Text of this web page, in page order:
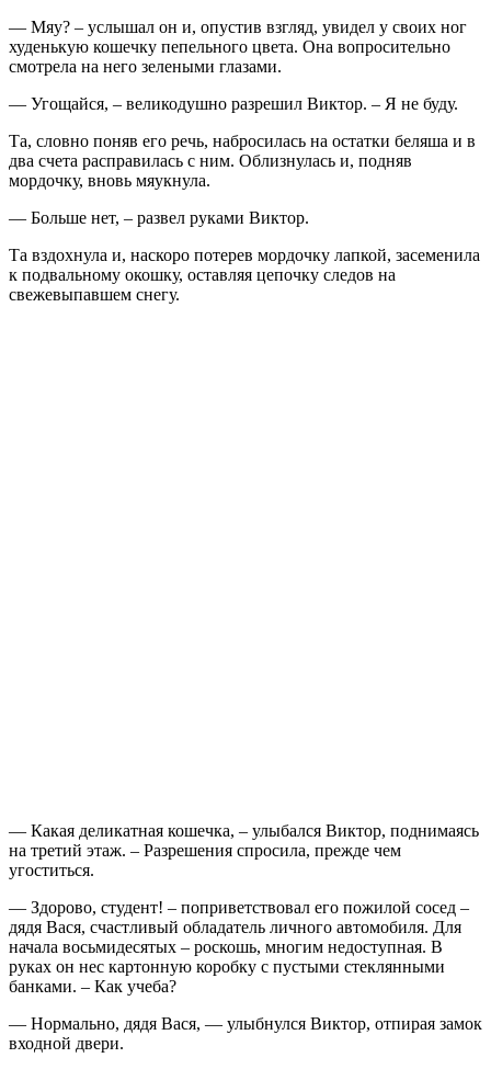
— Мяу? – услышал он и, опустив взгляд, увидел у своих ног
худенькую кошечку пепельного цвета. Она вопросительно
смотрела на него зелеными глазами.
— Угощайся, – великодушно разрешил Виктор. – Я не буду.
Та, словно поняв его речь, набросилась на остатки беляша и в
два счета расправилась с ним. Облизнулась и, подняв
мордочку, вновь мяукнула.
— Больше нет, – развел руками Виктор.
Та вздохнула и, наскоро потерев мордочку лапкой, засеменила
к подвальному окошку, оставляя цепочку следов на
свежевыпавшем снегу.
— Какая деликатная кошечка, – улыбался Виктор, поднимаясь
на третий этаж. – Разрешения спросила, прежде чем
угоститься.
— Здорово, студент! – поприветствовал его пожилой сосед –
дядя Вася, счастливый обладатель личного автомобиля. Для
начала восьмидесятых – роскошь, многим недоступная. В
руках он нес картонную коробку с пустыми стеклянными
банками. – Как учеба?
— Нормально, дядя Вася, — улыбнулся Виктор, отпирая замок
входной двери.